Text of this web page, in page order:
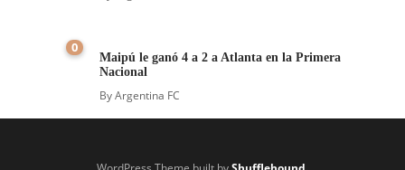
0
Maipú le ganó 4 a 2 a Atlanta en la Primera
Nacional
ByArgentina FC